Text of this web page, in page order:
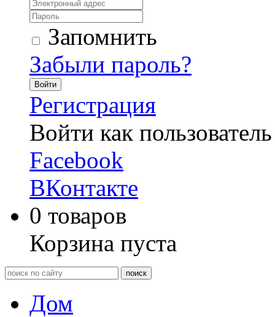
Запомнить
Забыли пароль?
Войти
Регистрация
Войти как пользователь
Facebook
ВКонтакте
0 товаров
Корзина пуста
Дом